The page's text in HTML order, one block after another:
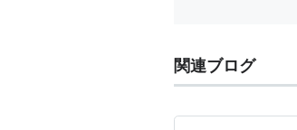
関連ブログ